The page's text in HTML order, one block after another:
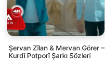
Şervan Zîlan & Mervan Görer –
Kurdî Potporî Şarkı Sözleri